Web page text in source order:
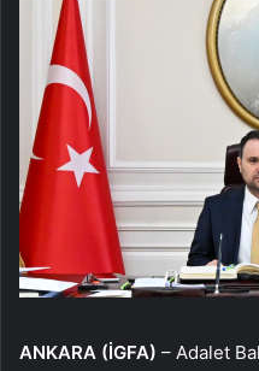
ANKARA (İGFA) – Adalet